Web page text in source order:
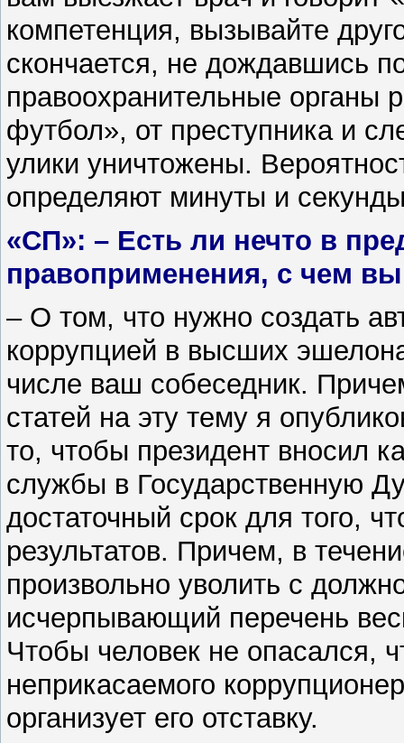
компетенция, вызывайте
скончается, не дождавшись
правоохранительные органы
футбол», от преступника и
улики уничтожены.
определяют минуты и
«СП»: – Есть ли нечто в
правоприменения, с чем
– О том, что нужно создать
коррупцией в высших
числе ваш собеседник.
статей на эту тему я
то, чтобы президент вносил
службы в Государственную
достаточный срок для того,
результатов. Причем, в
произвольно уволить с
исчерпывающий перечень
Чтобы человек не опасался,
неприкасаемого
организует его отставку.